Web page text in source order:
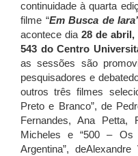
continuidade à quarta
filme “Em Busca de
acontece dia 28 de
543 do Centro
as sessões são
pesquisadores e
outros três filmes
Preto e Branco”, de
Fernandes, Ana Petta,
Micheles e “500 – Os
Argentina”,